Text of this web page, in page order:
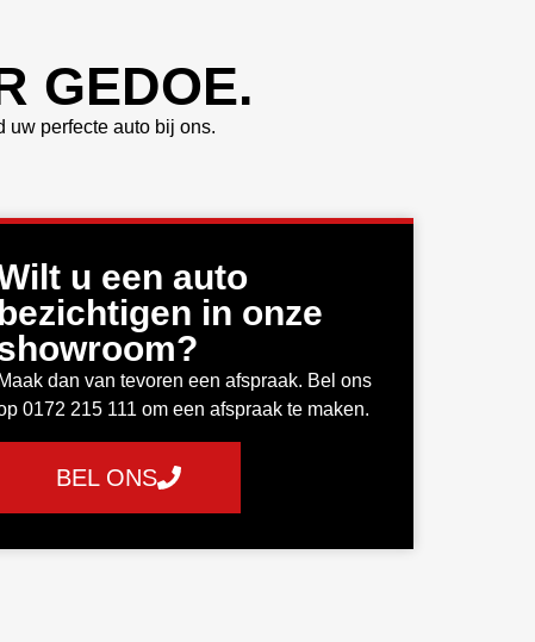
GEDOE.
uw perfecte auto bij ons.
u een auto
bezichtigen in onze
Maak dan van tevoren een afspraak. Bel ons
0172 215 111 om een afspraak te maken.
BEL ONS